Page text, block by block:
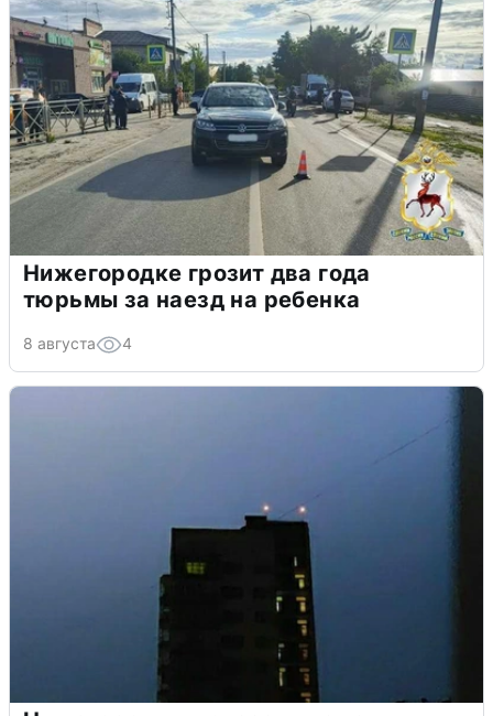
Нижегородке грозит два года
тюрьмы за наезд на ребенка
8 августа 4